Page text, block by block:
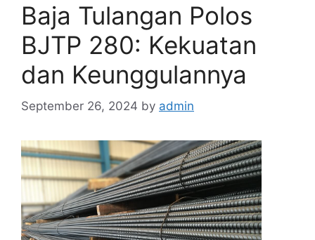
Baja Tulangan Polos
BJTP 280: Kekuatan
dan Keunggulannya
September 26, 2024 by admin